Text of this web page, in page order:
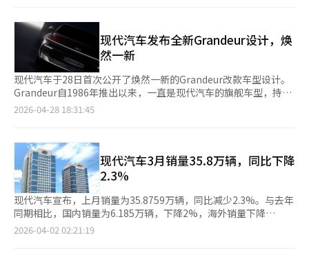
23%。 当季二手车相关人士表示：“从上半年的数据来看，从电
动车、混合动力车到微型车，考虑到维护成本的实用型消费是今年
二手车市场的主要趋势。”并表示：“在外部环境变化的背景下，
我们将持续扩大信息和交易便利性，以便用户能够更合理地选择车
辆并安全交易。”※ 本报道经人工智能（AI）系统翻译与编辑。
音助手Gleo AI和开放应用市场。驾驶员可通过触摸和语音命令控
制车辆，使用导航、媒体和外部应用服务。大屏显示将行驶信息与
应用功能分开，提高了直观性。左侧显示速度和警告灯等关键信
息，右侧执行导航和内容使用等功能。应用画面可分屏使用，支持
多功能同时操作。Pleo Connect的核心是AI功能。Gleo AI基于大
规模语言模型（LLM），理解用户意图和情境，执行车辆控制、路
线导航和信息搜索等任务，提供高级语音界面。开放应用生态系统
也将引入，支持车内音乐、视频、导航、网页搜索等多种外部服
在5月推出的新款Grandeur中首次应用Pleo Connect，并逐步扩
展至全球市场，目标到2030年应用于约2000万辆汽车。现代汽车
·起亚功能与CCS事业部专务李钟元表示：“Pleo Connect结合
了移动友好型平台和先进的人工智能技术，将为用户提供更高层次
的移动体验。”
现代汽车发布全新Grandeur设计，焕
然一新
现代汽车于28日首次公开了焕然一新的Grandeur改款车型设计。
Grandeur自1986年推出以来，一直是现代汽车的旗舰车型，持续
引领韩国高端轿车市场。此次发布的全新Grandeur是自2022年11
更加均衡。前脸采用了加长的引擎盖和更突出的“鲨鱼鼻”造型，
搭配新型网格图案的格栅，营造出豪华感。无边框的无缝地平线灯
增强了未来感，前翼子板的新侧转向灯强调了前后设计线条的连贯
性。车长增加了15毫米，达到5050毫米，侧面轮廓更具动感和平
衡感。尾部采用更薄的组合尾灯和隐藏式转向灯，增强了高科技感
和无缝设计。内饰方面，延续了Grandeur的豪华休息室概念，空
间感更强。首次应用基于AAOS的下一代信息娱乐系统“PleoS
Connect”，17英寸中控显示屏提供沉浸式用户体验。电动空调
2026-04-28 18:31:45
现代汽车3月销量35.8万辆，同比下降
2.3%
现代汽车宣布，上月销量为35.8759万辆，同比减少2.3%。与去年
同期相比，国内销量为6.185万辆，下降2%，海外销量下降
2.4%，为29.6909万辆。在国内，轿车销量为1.9701万辆，其中包
2026-04-02 02:21:19